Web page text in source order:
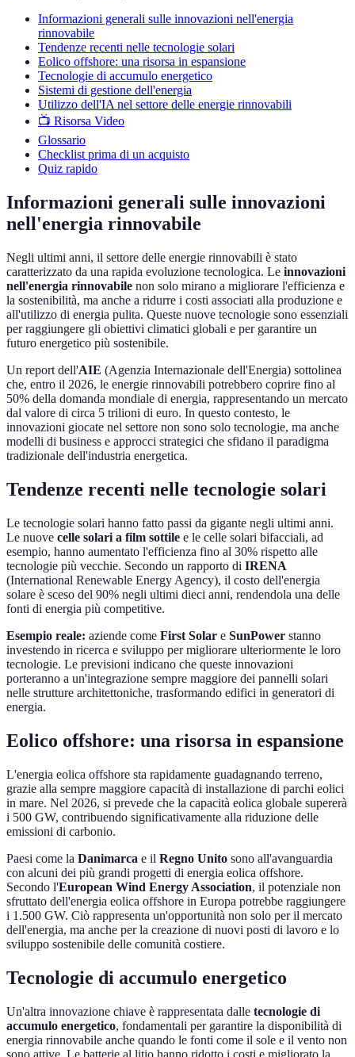
Informazioni generali sulle innovazioni nell'energia
rinnovabile
Tendenze recenti nelle tecnologie solari
Eolico offshore: una risorsa in espansione
Tecnologie di accumulo energetico
Sistemi di gestione dell'energia
Utilizzo dell'IA nel settore delle energie rinnovabili
📺 Risorsa Video
Glossario
Checklist prima di un acquisto
Quiz rapido
Informazioni generali sulle innovazioni
nell'energia rinnovabile
Negli ultimi anni, il settore delle energie rinnovabili è stato
caratterizzato da una rapida evoluzione tecnologica. Le innovazioni
nell'energia rinnovabile non solo mirano a migliorare l'efficienza e
la sostenibilità, ma anche a ridurre i costi associati alla produzione e
all'utilizzo di energia pulita. Queste nuove tecnologie sono essenziali
per raggiungere gli obiettivi climatici globali e per garantire un
futuro energetico più sostenibile.
Un report dell'AIE (Agenzia Internazionale dell'Energia) sottolinea
che, entro il 2026, le energie rinnovabili potrebbero coprire fino al
50% della domanda mondiale di energia, rappresentando un mercato
dal valore di circa 5 trilioni di euro. In questo contesto, le
innovazioni giocate nel settore non sono solo tecnologie, ma anche
modelli di business e approcci strategici che sfidano il paradigma
tradizionale dell'industria energetica.
Tendenze recenti nelle tecnologie solari
Le tecnologie solari hanno fatto passi da gigante negli ultimi anni.
Le nuove celle solari a film sottile e le celle solari bifacciali, ad
esempio, hanno aumentato l'efficienza fino al 30% rispetto alle
tecnologie più vecchie. Secondo un rapporto di IRENA
(International Renewable Energy Agency), il costo dell'energia
solare è sceso del 90% negli ultimi dieci anni, rendendola una delle
fonti di energia più competitive.
Esempio reale: aziende come First Solar e SunPower stanno
investendo in ricerca e sviluppo per migliorare ulteriormente le loro
tecnologie. Le previsioni indicano che queste innovazioni
porteranno a un'integrazione sempre maggiore dei pannelli solari
nelle strutture architettoniche, trasformando edifici in generatori di
energia.
Eolico offshore: una risorsa in espansione
L'energia eolica offshore sta rapidamente guadagnando terreno,
grazie alla sempre maggiore capacità di installazione di parchi eolici
in mare. Nel 2026, si prevede che la capacità eolica globale supererà
i 500 GW, contribuendo significativamente alla riduzione delle
emissioni di carbonio.
Paesi come la Danimarca e il Regno Unito sono all'avanguardia
con alcuni dei più grandi progetti di energia eolica offshore.
Secondo l'European Wind Energy Association, il potenziale non
sfruttato dell'energia eolica offshore in Europa potrebbe raggiungere
i 1.500 GW. Ciò rappresenta un'opportunità non solo per il mercato
dell'energia, ma anche per la creazione di nuovi posti di lavoro e lo
sviluppo sostenibile delle comunità costiere.
Tecnologie di accumulo energetico
Un'altra innovazione chiave è rappresentata dalle tecnologie di
accumulo energetico, fondamentali per garantire la disponibilità di
energia rinnovabile anche quando le fonti come il sole e il vento non
sono attive. Le batterie al litio hanno ridotto i costi e migliorato la